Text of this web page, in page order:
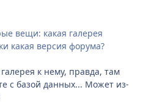
вещи: какая галерея
какая версия форума?
к нему, правда, там
с базой данных... Может из-